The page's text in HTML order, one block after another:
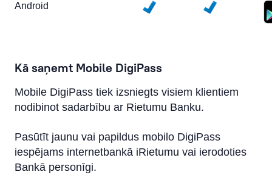
Android
Kā saņemt Mobile DigiPass
Mobile DigiPass tiek izsniegts visiem klientiem
nodibinot sadarbību ar Rietumu Banku.
Pasūtīt jaunu vai papildus mobilo DigiPass
iespējams internetbankā iRietumu vai ierodoties
Bankā personīgi.